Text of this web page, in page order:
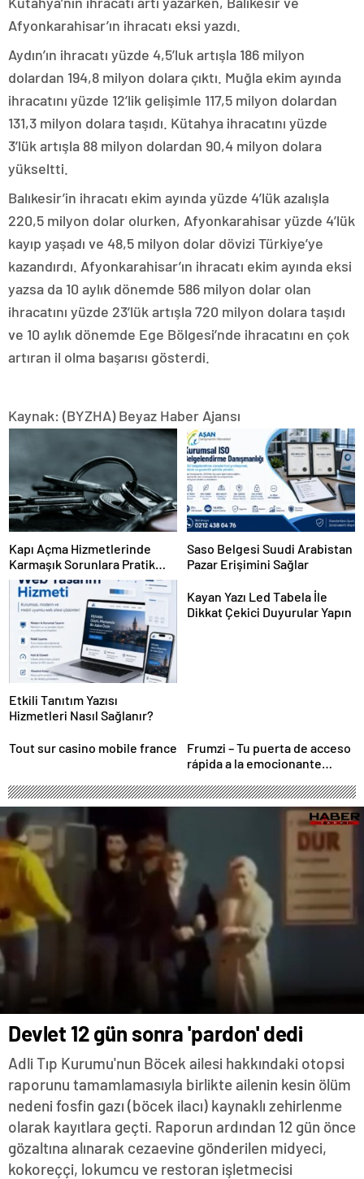
Afyonkarahisar’ın ihracatı eksi yazdı.
Aydın’ın ihracatı yüzde 4,5’luk artışla 186 milyon
dolardan 194,8 milyon dolara çıktı. Muğla ekim ayında
ihracatını yüzde 12’lik gelişimle 117,5 milyon dolardan
131,3 milyon dolara taşıdı. Kütahya ihracatını yüzde
3’lük artışla 88 milyon dolardan 90,4 milyon dolara
yükseltti.
Balıkesir’in ihracatı ekim ayında yüzde 4’lük azalışla
220,5 milyon dolar olurken, Afyonkarahisar yüzde 4’lük
kayıp yaşadı ve 48,5 milyon dolar dövizi Türkiye’ye
kazandırdı. Afyonkarahisar’ın ihracatı ekim ayında eksi
yazsa da 10 aylık dönemde 586 milyon dolar olan
ihracatını yüzde 23’lük artışla 720 milyon dolara taşıdı
ve 10 aylık dönemde Ege Bölgesi’nde ihracatını en çok
artıran il olma başarısı gösterdi.
Kaynak: (BYZHA) Beyaz Haber Ajansı
Kapı Açma Hizmetlerinde
Karmaşık Sorunlara Pratik
Çözümler
Saso Belgesi Suudi Arabistan
Pazar Erişimini Sağlar
Etkili Tanıtım Yazısı
Hizmetleri Nasıl Sağlanır?
Kayan Yazı Led Tabela İle
Dikkat Çekici Duyurular Yapın
Tout sur casino mobile france
Frumzi – Tu puerta de acceso
rápida a la emocionante
Devlet 12 gün sonra 'pardon' dedi
Adli Tıp Kurumu'nun Böcek ailesi hakkındaki otopsi
raporunu tamamlamasıyla birlikte ailenin kesin ölüm
nedeni fosfin gazı (böcek ilacı) kaynaklı zehirlenme
olarak kayıtlara geçti. Raporun ardından 12 gün önce
gözaltına alınarak cezaevine gönderilen midyeci,
kokoreççi, lokumcu ve restoran işletmecisi